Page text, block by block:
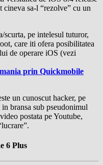
sa-l “rezolve” cu un
scurta, pe intelesul tuturor,
care iti ofera posibilitatea
de operare iOS (vezi
prin Quickmobile
un cunoscut hacker, pe
in bransa sub pseudonimul
postata pe Youtube,
6 Plus